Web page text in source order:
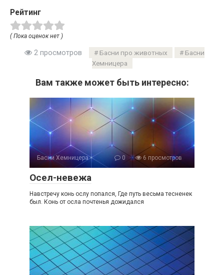
Рейтинг
( Пока оценок нет )
2 просмотров Басни про животных
Басни
Хемницера
Вам также может быть интересно:
Басни Хемницера 0 6 просмотров
Осел-невежа
Навстречу конь ослу попался, Где путь весьма тесненек
был. Конь от осла почтенья дожидался